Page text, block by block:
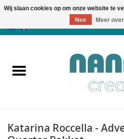
Producten
Nieuws
Katarina Roccella -
Wij slaan cookies op om onze website te
Nee
Meer